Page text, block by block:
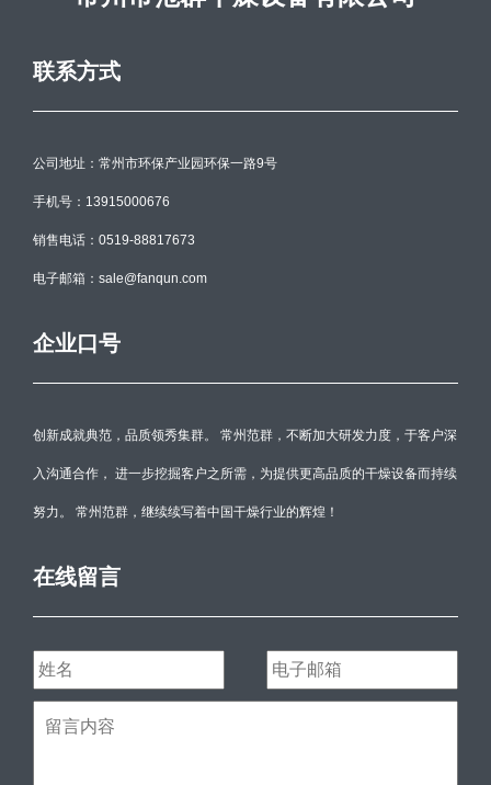
联系方式
公司地址：常州市环保产业园环保一路9号
手机号：13915000676
销售电话：0519-88817673
电子邮箱：sale@fanqun.com
企业口号
创新成就典范，品质领秀集群。 常州范群，不断加大研发力度，于客户深
入沟通合作， 进一步挖掘客户之所需，为提供更高品质的干燥设备而持续
努力。 常州范群，继续续写着中国干燥行业的辉煌！
在线留言